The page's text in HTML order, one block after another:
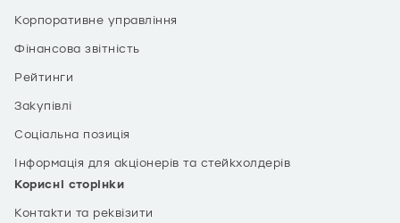
Корпоративне управління
Фінансова звітність
Рейтинги
Закупівлі
Соціальна позиція
Інформація для акціонерів та стейкхолдерів
Корисні сторінки
Контакти та реквізити